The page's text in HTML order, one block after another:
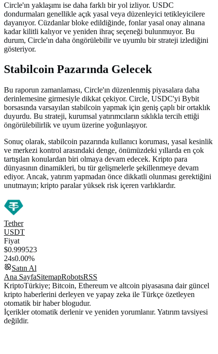
Circle'ın yaklaşımı ise daha farklı bir yol izliyor. USDC
dondurmaları genellikle açık yasal veya düzenleyici tetikleyicilere
dayanıyor. Cüzdanlar bloke edildiğinde, fonlar yasal onay alınana
kadar kilitli kalıyor ve yeniden ihraç seçeneği bulunmuyor. Bu
durum, Circle'ın daha öngörülebilir ve uyumlu bir strateji izlediğini
gösteriyor.
Stabilcoin Pazarında Gelecek
Bu raporun zamanlaması, Circle'ın düzenlenmiş piyasalara daha
derinlemesine girmesiyle dikkat çekiyor. Circle, USDC'yi Bybit
borsasında varsayılan stabilcoin yapmak için geniş çaplı bir ortaklık
duyurdu. Bu strateji, kurumsal yatırımcıların sıklıkla tercih ettiği
öngörülebilirlik ve uyum üzerine yoğunlaşıyor.
Sonuç olarak, stabilcoin pazarında kullanıcı koruması, yasal kesinlik
ve merkezi kontrol arasındaki denge, önümüzdeki yıllarda en çok
tartışılan konulardan biri olmaya devam edecek. Kripto para
dünyasının dinamikleri, bu tür gelişmelerle şekillenmeye devam
ediyor. Ancak, yatırım yapmadan önce dikkatli olunması gerektiğini
unutmayın; kripto paralar yüksek risk içeren varlıklardır.
Tether
USDT
Fiyat
$0.999523
24s0.00%
Satın Al
Ana SayfaSitemapRobotsRSS
KriptoTürkiye; Bitcoin, Ethereum ve altcoin piyasasına dair güncel
kripto haberlerini derleyen ve yapay zeka ile Türkçe özetleyen
otomatik bir haber blogudur.
İçerikler otomatik derlenir ve yeniden yorumlanır. Yatırım tavsiyesi
değildir.